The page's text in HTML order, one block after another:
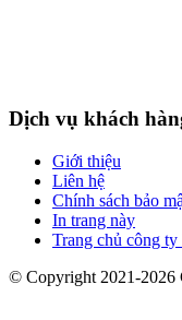
Dịch vụ khách
Giới thiệu
Liên hệ
Chính sách bảo
In trang này
Trang chủ công ty
© Copyright 2021-